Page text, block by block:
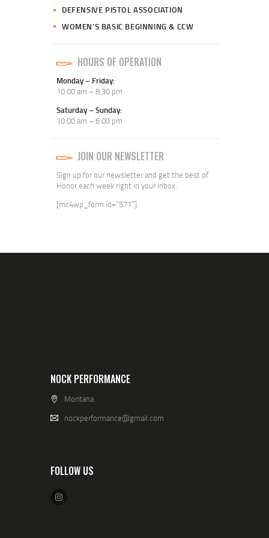
DEFENSIVE PISTOL ASSOCIATION
WOMEN’S BASIC BEGINNING & CCW
HOURS OF OPERATION
Monday – Friday:
10:00 am – 8:30 pm
Saturday – Sunday:
10:00 am – 6:00 pm
JOIN OUR NEWSLETTER
Sign up for our newsletter and get the best of
Honor each week right in your inbox.
[mc4wp_form id=”571″]
NOCK PERFORMANCE
Montana
nockperformance@gmail.com
FOLLOW US